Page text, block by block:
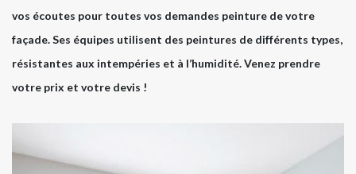
vos écoutes pour toutes vos demandes peinture de votre
façade. Ses équipes utilisent des peintures de différents types,
résistantes aux intempéries et à l’humidité. Venez prendre
votre prix et votre devis !